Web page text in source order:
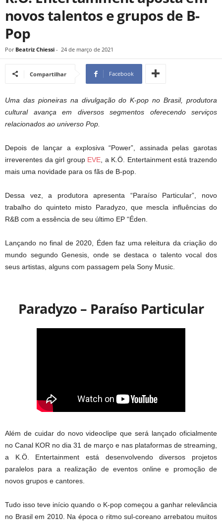
novos talentos e grupos de B-
Pop
Por Beatriz Chiessi - 24 de março de 2021
Compartilhar Facebook
Uma das pioneiras na divulgação do K-pop no Brasil, produtora
cultural avança em diversos segmentos oferecendo serviços
relacionados ao universo Pop.
Depois de lançar a explosiva “Power”, assinada pelas garotas
irreverentes da girl group EVE , a K.Ö. Entertainment está trazendo
mais uma novidade para os fãs de B-pop.
Dessa vez, a produtora apresenta “Paraíso Particular”, novo
trabalho do quinteto misto Paradyzo, que mescla influências do
R&B com a essência de seu último EP “Éden.
Lançando no final de 2020, Éden faz uma releitura da criação do
mundo segundo Genesis, onde se destaca o talento vocal dos
seus artistas, alguns com passagem pela Sony Music.
Paradyzo – Paraíso Particular
Além de cuidar do novo videoclipe que será lançado oficialmente
no Canal KOR no dia 31 de março e nas plataformas de streaming,
a K.Ö. Entertainment está desenvolvendo diversos projetos
paralelos para a realização de eventos online e promoção de
novos grupos e cantores.
Tudo isso teve início quando o K-pop começou a ganhar relevância
no Brasil em 2010. Na época o ritmo sul-coreano arrebatou muitos